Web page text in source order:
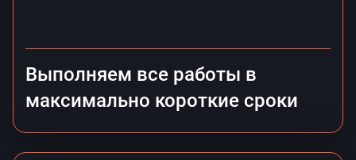
Выполняем все работы в
максимально короткие сроки